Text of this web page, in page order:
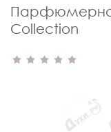
Collection